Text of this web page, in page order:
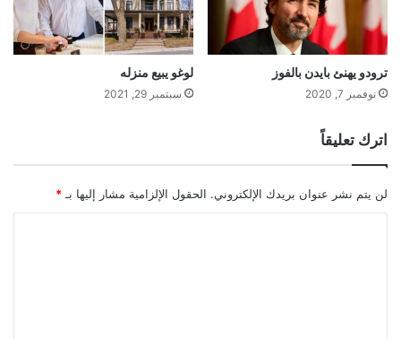
ترودو يهنئ بايدن بالفوز
نوفمبر 7, 2020
لوغو يبيع منزله
سبتمبر 29, 2021
اترك تعليقاً
لن يتم نشر عنوان بريدك الإلكتروني. الحقول الإلزامية مشار إليها بـ *